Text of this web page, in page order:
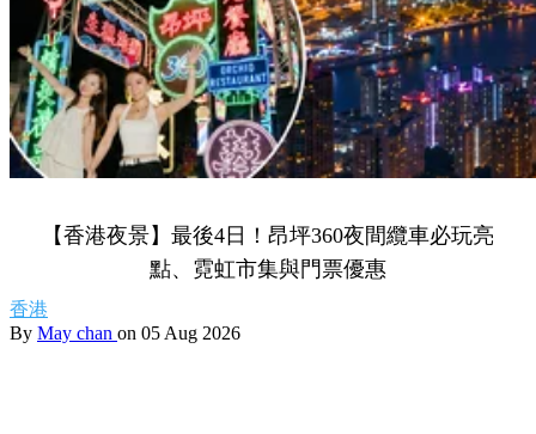
【香港夜景】最後4日！昂坪360夜間纜車必玩亮
點、霓虹市集與門票優惠
香港
By May chan on 05 Aug 2026